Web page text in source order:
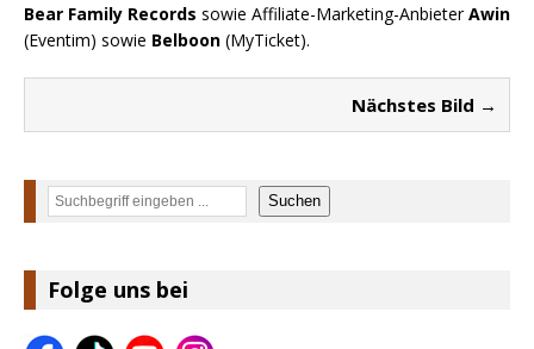
Bear Family Records sowie Affiliate-Marketing-AnbieterAwin
(Eventim) sowie Belboon (MyTicket).
Nächstes Bild →
Suchen Suchen
Folge uns bei